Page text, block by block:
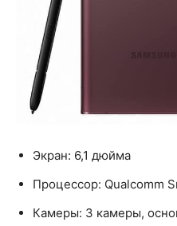
Экран: 6,1 дюйма
Процессор: Qualcomm
Камеры: 3 камеры,